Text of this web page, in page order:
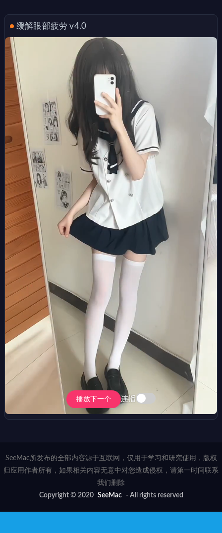
缓解眼部疲劳 v4.0
播放下一个 连播
SeeMac所发布的全部内容源于互联网，仅用于学习和研究使用，版权
归应用作者所有，如果相关内容无意中对您造成侵权，请第一时间联系
我们删除
Copyright © 2020 SeeMac - All rights reserved